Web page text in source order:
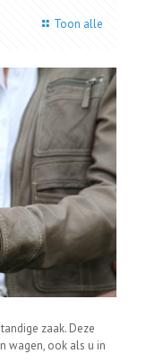
Toon alle
zaak. Deze
wagen, ook als u in